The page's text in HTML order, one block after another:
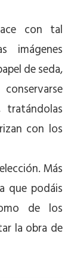
con tal
imágenes
de seda,
con los
Más
que podáis
de los
la obra de